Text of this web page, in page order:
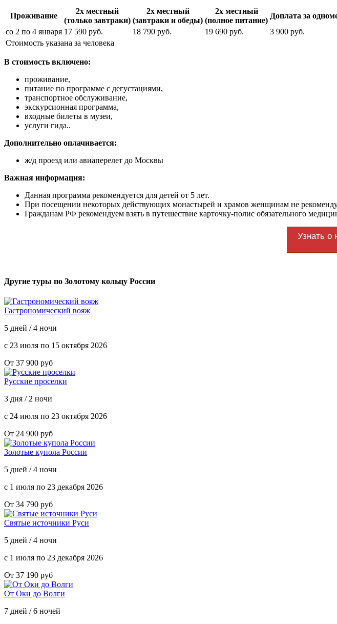
Проживание
2х местный
(только завтраки)
2х местный
(завтраки и обеды)
2х местный
(полное питание)
Доплата за
со 2 по 4 января 17 590 руб. 18 790 руб. 19 690 руб.
3 900 руб.
Стоимость указана за человека
В стоимость включено:
проживание,
питание по программе с дегустациями,
транспортное обслуживание,
экскурсионная программа,
входные билеты в музеи,
услуги гида..
Дополнительно оплачивается:
ж/д проезд или авиаперелет до Москвы
Важная информация:
Данная программа рекомендуется для детей от 5 лет.
При посещении некоторых действующих монастырей и храмов женщинам не
Гражданам РФ рекомендуем взять в путешествие карточку-полис обязательного
Узнать о
Другие туры по Золотому кольцу России
Гастрономический вояж
5 дней / 4 ночи
с 23 июля по 15 октября 2026
От 37 900 руб
Русские проселки
3 дня / 2 ночи
с 24 июля по 23 октября 2026
От 24 900 руб
Золотые купола России
5 дней / 4 ночи
с 1 июля по 23 декабря 2026
От 34 790 руб
Святые источники Руси
5 дней / 4 ночи
с 1 июля по 23 декабря 2026
От 37 190 руб
От Оки до Волги
7 дней / 6 ночей